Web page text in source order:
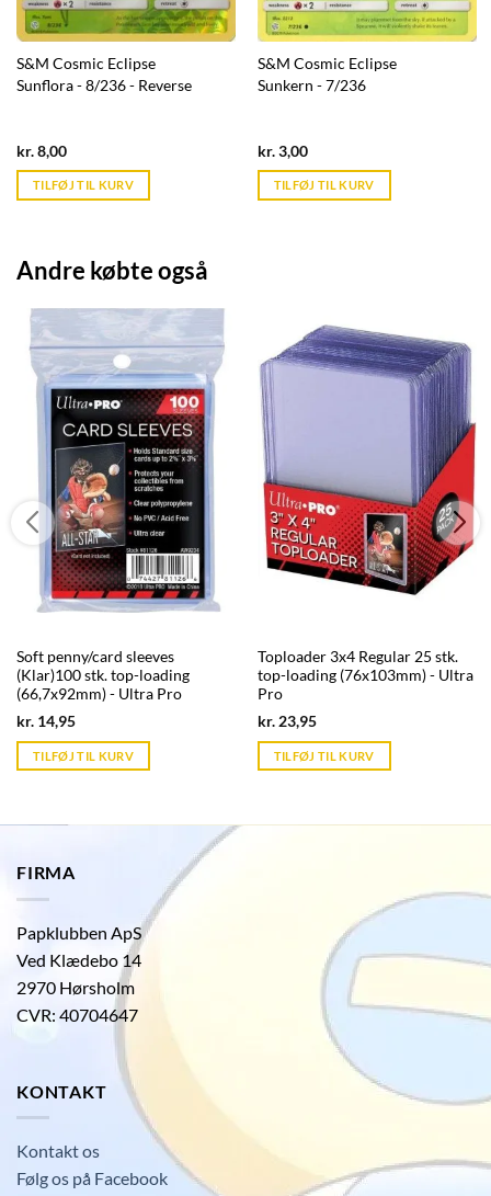
S&M Cosmic Eclipse
Sunflora - 8/236 - Reverse
kr.8,00Current
is:
kr. 39,95.
TILFØJ TIL KURV
S&M Cosmic Eclipse
Sunkern - 7/236
kr.3,00Current
is:
kr. 39,95.
TILFØJ TIL KURV
Andre købte også
Soft penny/card sleeves
(Klar)100 stk. top-loading
(66,7x92mm) - Ultra Pro
kr. 14,95Current
is:
kr. 39,95.
TILFØJ TIL KURV
Toploader 3x4 Regular 25 stk.
top-loading (76x103mm) - Ultra
Pro
kr.23,95Current
is:
kr. 39,95.
TILFØJ TIL KURV
FIRMA
Papklubben ApS
Ved Klædebo 14
2970 Hørsholm
CVR: 40704647
KONTAKT
Kontakt os
Følg os på Facebook